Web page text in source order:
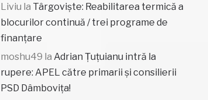
Liviu la Târgoviște: Reabilitarea termică a
blocurilor continuă / trei programe de
finanțare
moshu49 la Adrian Țuțuianu intră la
rupere: APEL către primarii și consilierii
PSD Dâmbovița!